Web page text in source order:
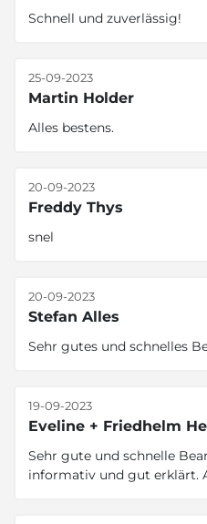
Schnell und zuverlässig!
Martin Holder
25-09-2023
Alles bestens.
Freddy Thys
20-09-2023
snel
Stefan Alles
20-09-2023
Sehr gutes und schnelles
Eveline + Friedhelm
19-09-2023
Sehr gute und schnelle
informativ und gut erklärt.